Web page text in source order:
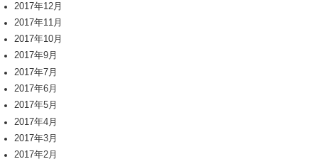
2017年12月
2017年11月
2017年10月
2017年9月
2017年7月
2017年6月
2017年5月
2017年4月
2017年3月
2017年2月